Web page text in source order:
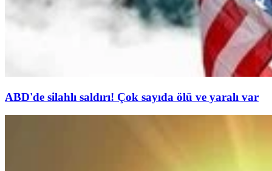
ABD'de silahlı saldırı! Çok sayıda ölü ve yaralı var